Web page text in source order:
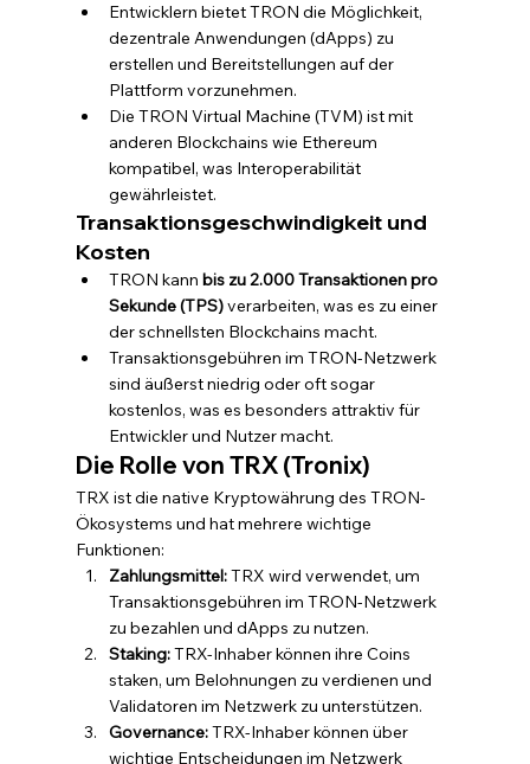
Entwicklern bietet TRON die Möglichkeit,
dezentrale Anwendungen (dApps) zu
erstellen und Bereitstellungen auf der
Plattform vorzunehmen.
Die TRON Virtual Machine (TVM) ist mit
anderen Blockchains wie Ethereum
kompatibel, was Interoperabilität
gewährleistet.
Transaktionsgeschwindigkeit und
Kosten
TRON kann bis zu 2.000 Transaktionen pro
Sekunde (TPS) verarbeiten, was es zu einer
der schnellsten Blockchains macht.
Transaktionsgebühren im TRON-Netzwerk
sind äußerst niedrig oder oft sogar
kostenlos, was es besonders attraktiv für
Entwickler und Nutzer macht.
Die Rolle von TRX (Tronix)
TRX ist die native Kryptowährung des TRON-
Ökosystems und hat mehrere wichtige
Funktionen:
Zahlungsmittel: TRX wird verwendet, um
Transaktionsgebühren im TRON-Netzwerk
zu bezahlen und dApps zu nutzen.
Staking: TRX-Inhaber können ihre Coins
staken, um Belohnungen zu verdienen und
Validatoren im Netzwerk zu unterstützen.
Governance: TRX-Inhaber können über
wichtige Entscheidungen im Netzwerk